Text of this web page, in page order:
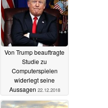
Von Trump beauftragte
Studie zu
Computerspielen
widerlegt seine
Aussagen 22.12.2018